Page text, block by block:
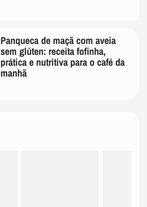
Panqueca de maçã com aveia
sem glúten: receita fofinha,
prática e nutritiva para o café da
manhã